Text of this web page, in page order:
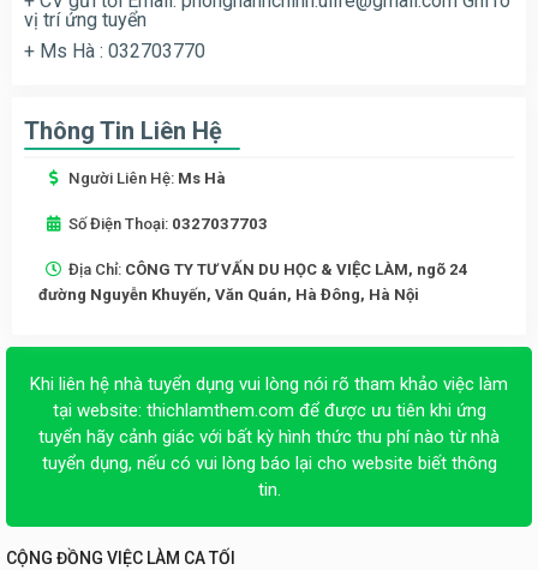
vị trí ứng tuyển
+ Ms Hà : 032703770
Thông Tin Liên Hệ
Người Liên Hệ: Ms Hà
Số Điện Thoại: 0327037703
Địa Chỉ: CÔNG TY TƯ VẤN DU HỌC & VIỆC LÀM, ngõ 24
đường Nguyễn Khuyến, Văn Quán, Hà Đông, Hà Nội
Khi liên hệ nhà tuyển dụng vui lòng nói rõ tham khảo việc làm
tại website: thichlamthem.com để được ưu tiên khi ứng
tuyển hãy cảnh giác với bất kỳ hình thức thu phí nào từ nhà
tuyển dụng, nếu có vui lòng báo lại cho website biết thông
tin.
CỘNG ĐỒNG VIỆC LÀM CA TỐI